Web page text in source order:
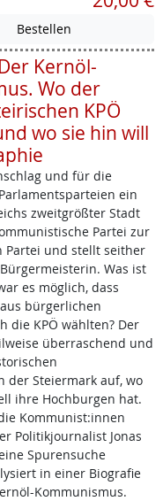
Kernöl-
Wo der
KPÖ
wo sie hin will
und für die
ein
zweitgrößter Stadt
Partei zur
Partei und stellt seither
Was ist
es möglich, dass
bürgerlichen
die KPÖ wählten? Der
überraschend und
der Steiermark auf, wo
ihre Hochburgen hat.
Kommunist:innen
Politikjournalist Jonas
Spurensuche
in einer Biografie
Kommunismus.